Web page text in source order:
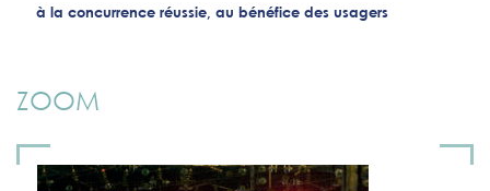
à la concurrence réussie, au bénéfice des usagers
ZOOM